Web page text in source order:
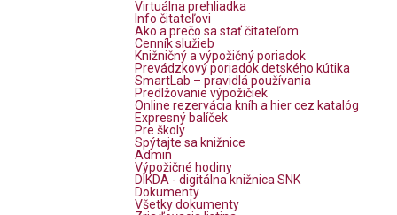
Virtuálna prehliadka
Info čitateľovi
Ako a prečo sa stať čitateľom
Cenník služieb
Knižničný a výpožičný poriadok
Prevádzkový poriadok detského kútika
SmartLab – pravidlá používania
Predlžovanie výpožičiek
Online rezervácia kníh a hier cez katalóg
Expresný balíček
Pre školy
Spýtajte sa knižnice
Admin
Výpožičné hodiny
DIKDA - digitálna knižnica SNK
Dokumenty
Všetky dokumenty